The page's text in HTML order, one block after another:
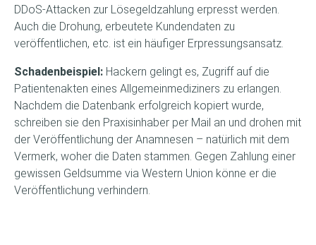
DDoS-Attacken zur Lösegeldzahlung erpresst werden.
Auch die Drohung, erbeutete Kundendaten zu
veröffentlichen, etc. ist ein häufiger Erpressungsansatz.
Schadenbeispiel: Hackern gelingt es, Zugriff auf die
Patientenakten eines Allgemeinmediziners zu erlangen.
Nachdem die Datenbank erfolgreich kopiert wurde,
schreiben sie den Praxisinhaber per Mail an und drohen mit
der Veröffentlichung der Anamnesen – natürlich mit dem
Vermerk, woher die Daten stammen. Gegen Zahlung einer
gewissen Geldsumme via Western Union könne er die
Veröffentlichung verhindern.